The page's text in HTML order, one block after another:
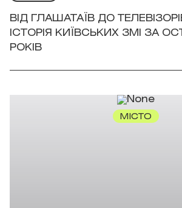
ВІД ГЛАШАТАЇВ ДО
ІСТОРІЯ КИЇВСЬКИХ ЗМІ ЗА
РОКІВ
МІСТО